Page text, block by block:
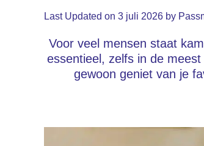
Last Updated on 3 juli 2026 by
Voor veel mensen staat
essentieel, zelfs in de
gewoon geniet van je